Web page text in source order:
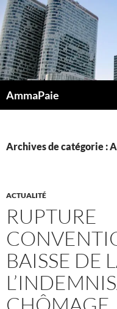
Aller
au
contenu
AmmaPaie
Archives de catégorie :
ACTUALITÉ
RUPTURE
BAISSE DE